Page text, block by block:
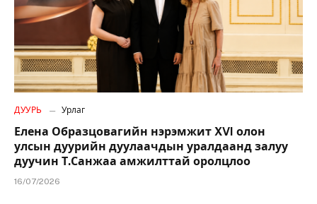
ДУУРЬ Урлаг
Елена Образцовагийн нэрэмжит XVI олон
улсын дуурийн дуулаачдын уралдаанд залуу
дуучин Т.Санжаа амжилттай оролцлоо
16/07/2026